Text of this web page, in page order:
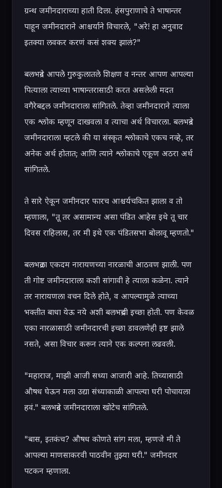
ग्रन्थ जमीनदाराच्या हाती दिला. हंसपुराणाचे ते भाषान्तर
पाहून जमीनदाराने आश्चर्याने विचारले, "अरे! हा अनुवाद
इतक्या लवकर करणं कसं शक्य झालं?"
बलभद्रने आपले गुरुकुलातले शिक्षण व नन्तर आपण आपल्या
पित्याला त्याच्या भाषान्तरासाठी करत असलेली मदत
वगैरेबद्दल जमीनदाराला सांगितले. तेव्हा जमीनदाराने त्याला
एक श्लोक म्हणून दाखवला व त्याचा अर्थ विचारला. बलभद्रने
जमीनदाराला म्हटले की या संस्कृत श्लोकाचे एकच नव्हे, तर
अनेक अर्थ होतात; आणि त्याने श्लोकाचे एकूण अठरा अर्थ
सांगितले.
ते सारे ऐकून जमीनदार फारच आश्चर्यचकित झाला व तो
म्हणाला, "तू तर असामान्य असा पंडित आहेस इथे तू चार
दिवस राहिलास, तर मी इथे एक पंडितसभा बोलावू म्हणतो."
बलभद्रला एकदम नारायणच्या नारळाची आठवण झाली. पण
ती गोष्ट जमीनदाराला कशी सांगावी हे त्याला कळेना. त्याने
तर नारायणला वचन दिले होते, व आपल्यामुळे त्याच्या
भक्तीत बाधा येऊ नये अशी बलभद्रची इच्छा होती. पण केवळ
एका नारळासाठी जमीनदारची इच्छा डावलणेही इष्ट झाले
नसते, असा विचार करून त्याने एक कल्पना लढवली.
"महाराज, माझी आजी सध्या आजारी आहे. तिच्यासाठी
औषध घेऊन मला उद्या संध्याकाळी आपल्या घरी पोचायला
हवं." बलभद्रने जमीनदाराला खोटेच सांगितले.
"बास, इतकंच? औषध कोणते सांग मला, म्हणजे मी ते
आपल्या माणसाकरवी पाठवीन तुझ्या घरी." जमीनदार
पटकन म्हणाला.